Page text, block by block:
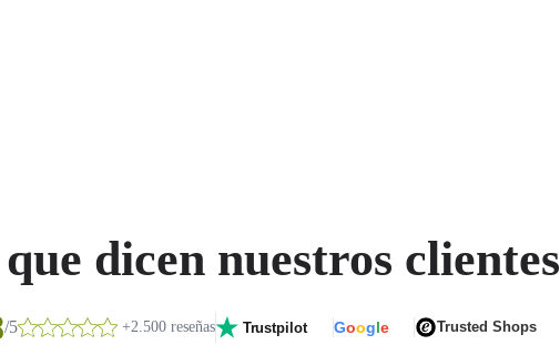
dicen nuestros clientes
/5 +2.500 reseñas Trustpilot Google Trusted Shops